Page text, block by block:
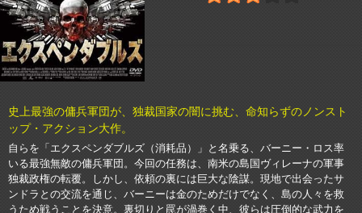
史上最強の傭兵軍団が、独裁国家の闇に挑む、命知らずのノンスト
ップ・アクション大作。
自らを「エクスペンダブルズ（消耗品）」と名乗る、バーニー・ロス率
いる最強無敵の傭兵軍団。今回の任務は、南米の島国ヴィレーナの軍事
独裁政権の転覆。しかし、依頼の裏には巨大な陰謀。現地で出会ったサ
ンドラとの交流を通じ、バーニーは金のためだけでなく、島の人々を救
うため戦うことを決意。裏切りと罠が渦巻く中、彼らは圧倒的な武力を